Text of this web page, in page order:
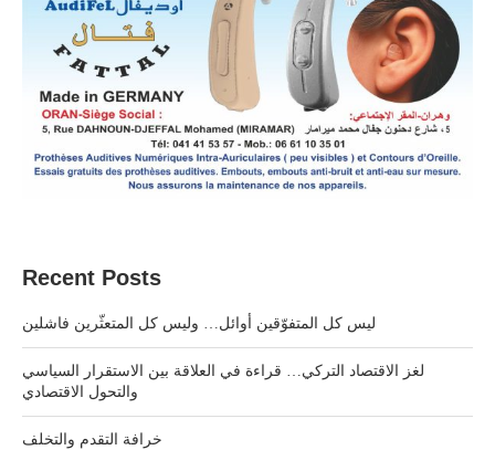
Recent Posts
ليس كل المتفوّقين أوائل… وليس كل المتعثّرين فاشلين
لغز الاقتصاد التركي… قراءة في العلاقة بين الاستقرار السياسي
والتحول الاقتصادي
خرافة التقدم والتخلف